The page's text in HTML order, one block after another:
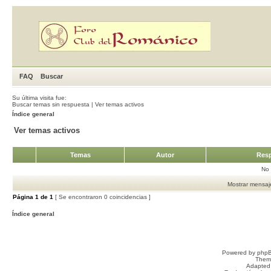
FAQ Buscar
Su última visita fue:
Buscar temas sin respuesta | Ver temas activos
Índice general
Ver temas activos
Temas Autor
No
Mostrar
Página 1 de 1 [ Se encontraron 0 coincidencias ]
Índice general
Powered by